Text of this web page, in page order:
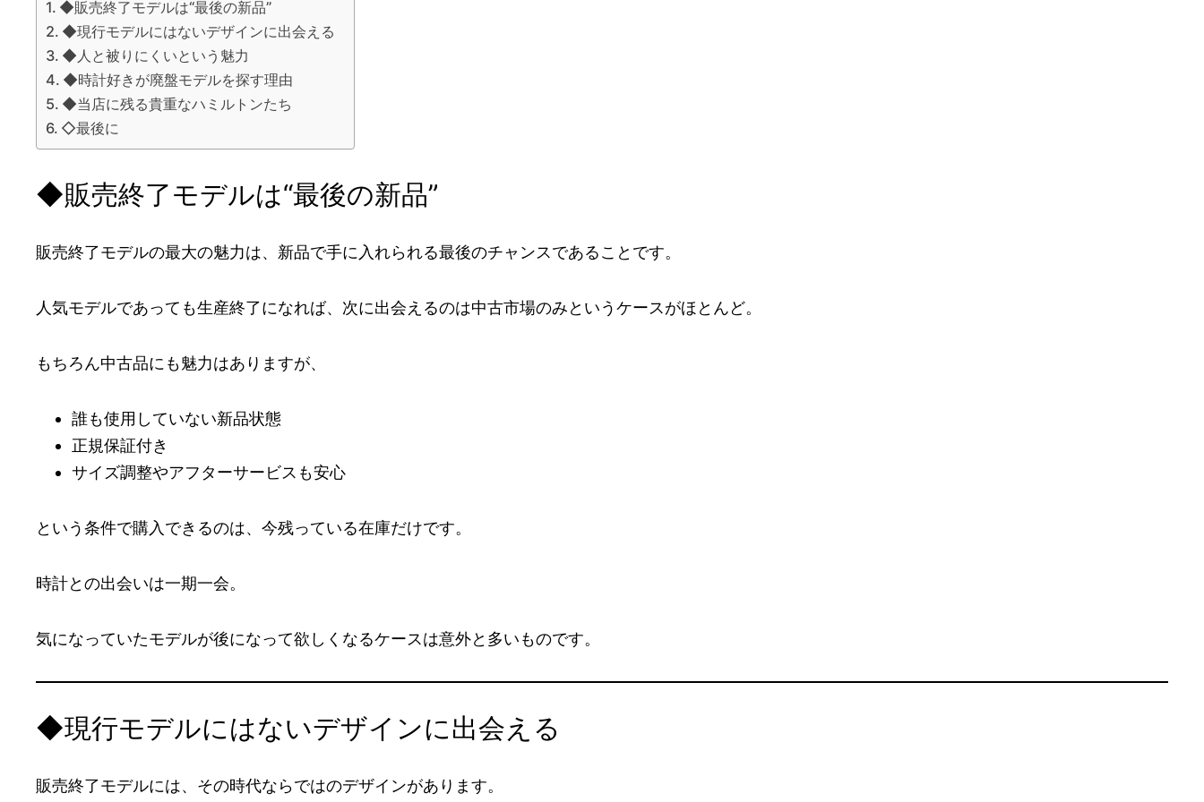
◆販売終了モデルは“最後の新品”
◆現行モデルにはないデザインに出会える
◆人と被りにくいという魅力
◆時計好きが廃盤モデルを探す理由
◆当店に残る貴重なハミルトンたち
◇最後に
◆販売終了モデルは“最後の新品”
販売終了モデルの最大の魅力は、新品で手に入れられる最後のチャンスであることです。
人気モデルであっても生産終了になれば、次に出会えるのは中古市場のみというケースがほとんど。
もちろん中古品にも魅力はありますが、
誰も使用していない新品状態
正規保証付き
サイズ調整やアフターサービスも安心
という条件で購入できるのは、今残っている在庫だけです。
時計との出会いは一期一会。
気になっていたモデルが後になって欲しくなるケースは意外と多いものです。
◆現行モデルにはないデザインに出会える
販売終了モデルには、その時代ならではのデザインがあります。